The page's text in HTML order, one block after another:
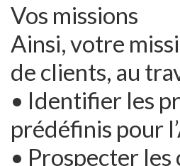
Vos missions
Ainsi, votre
de clients, au
• Identifier les
prédéfinis pour
• Prospecter